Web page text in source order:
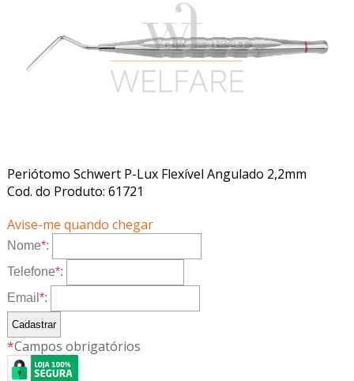
Periótomo Schwert P-Lux Flexível Angulado 2,2mm
Cod. do Produto: 61721
Avise-me quando chegar
Nome*:
Telefone*:
Email *:
*Campos obrigatórios